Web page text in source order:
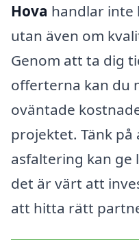
Hova handlar inte
utan även om
Genom att ta dig
offerterna kan du
oväntade
projektet. Tänk
asfaltering kan ge
det är värt att
att hitta rätt